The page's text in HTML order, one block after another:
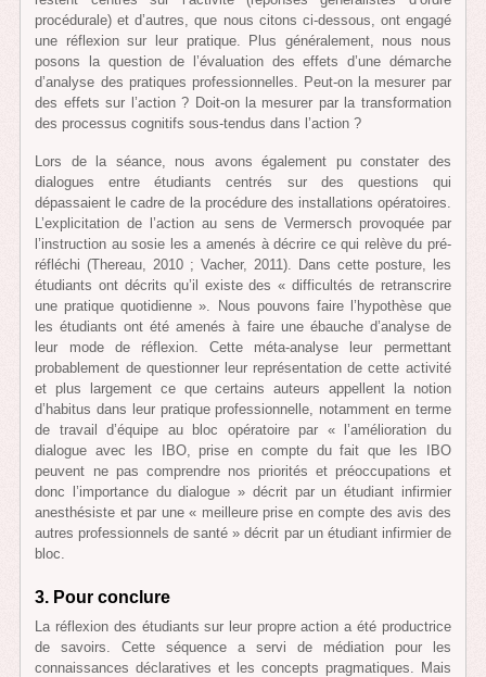
procédurale) et d’autres, que nous citons ci-dessous, ont engagé
une réflexion sur leur pratique. Plus généralement, nous nous
posons la question de l’évaluation des effets d’une démarche
d’analyse des pratiques professionnelles. Peut-on la mesurer par
des effets sur l’action ? Doit-on la mesurer par la transformation
des processus cognitifs sous-tendus dans l’action ?
Lors de la séance, nous avons également pu constater des
dialogues entre étudiants centrés sur des questions qui
dépassaient le cadre de la procédure des installations opératoires.
L’explicitation de l’action au sens de Vermersch provoquée par
l’instruction au sosie les a amenés à décrire ce qui relève du pré-
réfléchi (Thereau, 2010 ; Vacher, 2011). Dans cette posture, les
étudiants ont décrits qu’il existe des « difficultés de retranscrire
une pratique quotidienne ». Nous pouvons faire l’hypothèse que
les étudiants ont été amenés à faire une ébauche d’analyse de
leur mode de réflexion. Cette méta-analyse leur permettant
probablement de questionner leur représentation de cette activité
et plus largement ce que certains auteurs appellent la notion
d’habitus dans leur pratique professionnelle, notamment en terme
de travail d’équipe au bloc opératoire par « l’amélioration du
dialogue avec les IBO, prise en compte du fait que les IBO
peuvent ne pas comprendre nos priorités et préoccupations et
donc l’importance du dialogue » décrit par un étudiant infirmier
anesthésiste et par une « meilleure prise en compte des avis des
autres professionnels de santé » décrit par un étudiant infirmier de
bloc.
3. Pour conclure
La réflexion des étudiants sur leur propre action a été productrice
de savoirs. Cette séquence a servi de médiation pour les
connaissances déclaratives et les concepts pragmatiques. Mais